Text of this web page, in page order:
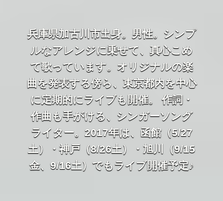
管理ページ
兵庫県加古川市出身。男性。シンプ
ルなアレンジに乗せて、真心こめ
て歌っています。オリジナルの楽
曲を発表する傍ら、東京都内を中心
に定期的にライブも開催。 作詞・
作曲も手がける、シンガーソング
ライター。2017年は、函館（5/27
土）・神戸（8/26土）・旭川（9/15
金、9/16土）でもライブ開催予定♪